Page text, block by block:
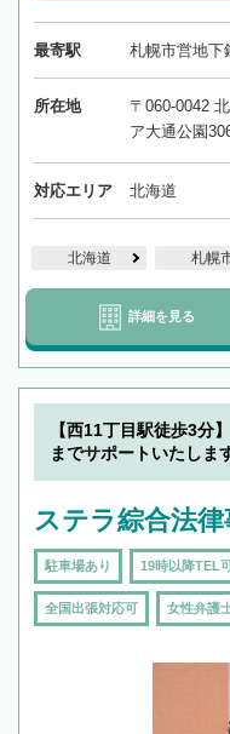
最寄駅 札幌市営地下
所在地
〒060-0042
ア大通公園
対応エリア 北海道
北海道 札幌
詳細を見る
【西11丁目駅徒歩3分
までサポートいたしま
ステラ綜合法
駐車場あり 19時以降TEL
全国出張対応可 女性弁護